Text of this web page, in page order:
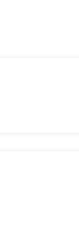
senza complicazioni.
del mercato.
piattaforme e dApp.